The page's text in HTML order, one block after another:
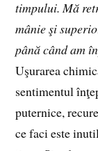
timpului. Mă
mânie şi
până când am
Uşurarea
sentimentul
puternice,
ce faci este